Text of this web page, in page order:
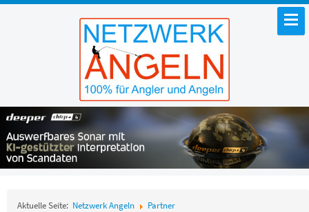
Aktuelle Seite: Netzwerk Angeln Partner